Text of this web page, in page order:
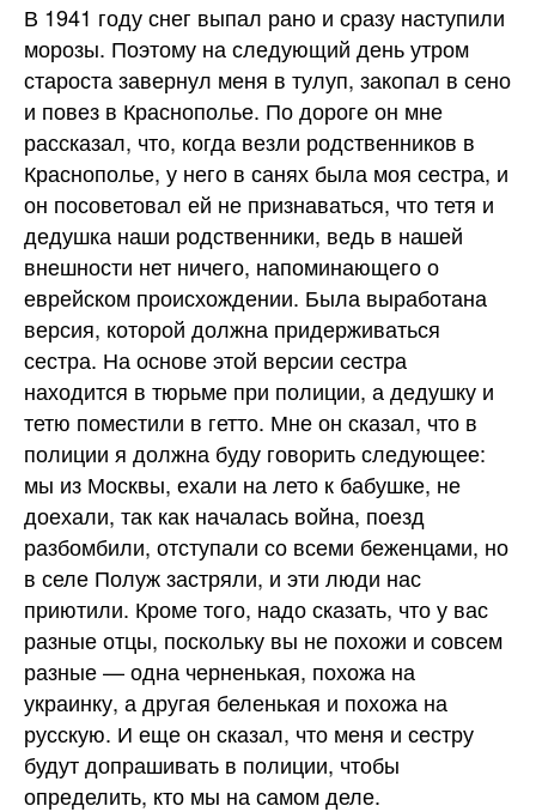
В 1941 году снег выпал рано и сразу наступили
морозы. Поэтому на следующий день утром
староста завернул меня в тулуп, закопал в сено
и повез в Краснополье. По дороге он мне
рассказал, что, когда везли родственников в
Краснополье, у него в санях была моя сестра, и
он посоветовал ей не признаваться, что тетя и
дедушка наши родственники, ведь в нашей
внешности нет ничего, напоминающего о
еврейском происхождении. Была выработана
версия, которой должна придерживаться
сестра. На основе этой версии сестра
находится в тюрьме при полиции, а дедушку и
тетю поместили в гетто. Мне он сказал, что в
полиции я должна буду говорить следующее:
мы из Москвы, ехали на лето к бабушке, не
доехали, так как началась война, поезд
разбомбили, отступали со всеми беженцами, но
в селе Полуж застряли, и эти люди нас
приютили. Кроме того, надо сказать, что у вас
разные отцы, поскольку вы не похожи и совсем
разные — одна черненькая, похожа на
украинку, а другая беленькая и похожа на
русскую. И еще он сказал, что меня и сестру
будут допрашивать в полиции, чтобы
определить, кто мы на самом деле.